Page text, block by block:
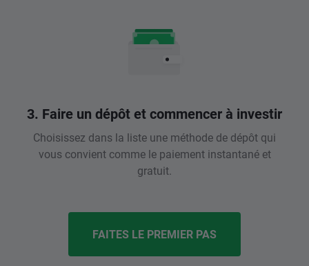
3. Faire un dépôt et commencer à investir
Choisissez dans la liste une méthode de dépôt qui
vous convient comme le paiement instantané et
gratuit.
FAITES LE PREMIER PAS